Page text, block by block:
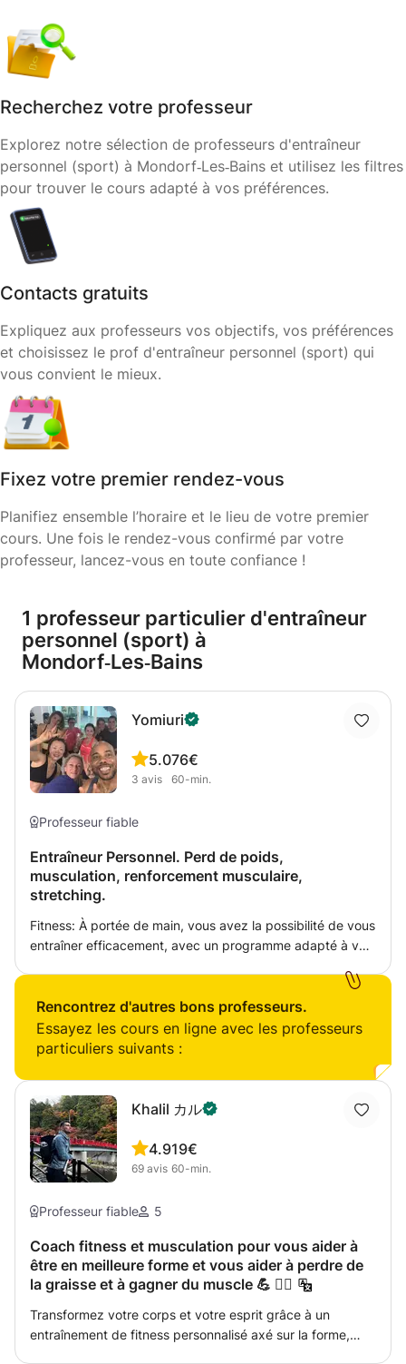
Recherchez votre professeur
Explorez notre sélection de professeurs d'entraîneur
personnel (sport) à Mondorf‑Les‑Bains et utilisez les filtres
pour trouver le cours adapté à vos préférences.
Contacts gratuits
Expliquez aux professeurs vos objectifs, vos préférences
et choisissez le prof d'entraîneur personnel (sport) qui
vous convient le mieux.
Fixez votre premier rendez-vous
Planifiez ensemble l’horaire et le lieu de votre premier
cours. Une fois le rendez-vous confirmé par votre
professeur, lancez-vous en toute confiance !
1 professeur particulier d'entraîneur
personnel (sport) à
Mondorf‑Les‑Bains
Yomiuri
5.0
3 avis
76€
60-min.
Professeur fiable
Entraîneur Personnel. Perd de poids,
musculation, renforcement musculaire,
stretching.
Fitness: À portée de main, vous avez la possibilité de vous
entraîner efficacement, avec un programme adapté à vos
condition physique ; de cette façon, vos entraînements
seront définis et planifiés avec précision.
Rencontrez d'autres bons professeurs.
Essayez les cours en ligne avec les professeurs
particuliers suivants :
Khalil カル
4.9
69 avis
19€
60-min.
Professeur fiable 5
Coach fitness et musculation pour vous aider à
être en meilleure forme et vous aider à perdre de
la graisse et à gagner du muscle 💪 🏋️‍♂️
Transformez votre corps et votre esprit grâce à un
entraînement de fitness personnalisé axé sur la forme,